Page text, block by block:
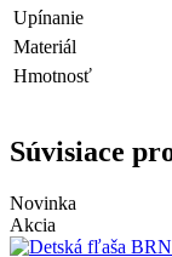
Upínanie
Materiál
Hmotnosť
Súvisiace
Novinka
Akcia